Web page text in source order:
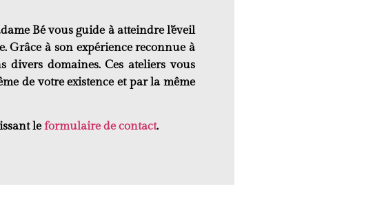
Bévous guide à atteindrel’éveil
à son expérience reconnue à
divers domaines. Ces ateliers vous
de votreexistenceet par la même
leformulaire de contact.